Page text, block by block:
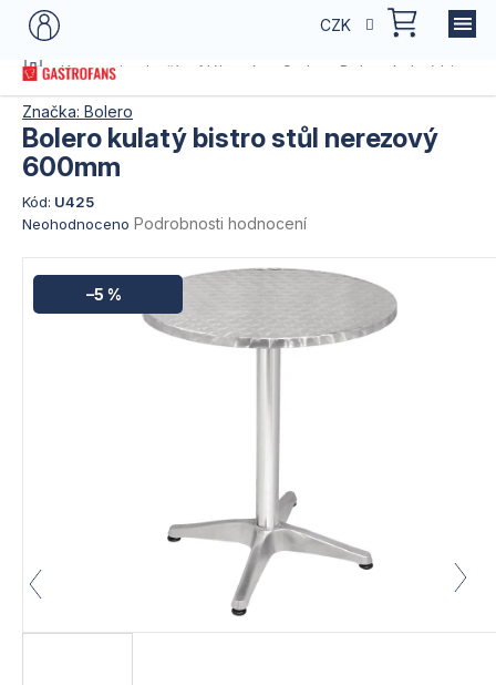
Přejít
CZK
Domů
Kategorie zboží Nábytek Stoly Bolero kulatý bistro
Značka: Bolero
Bolero kulatý bistro stůl nerezový
600mm
Kód: U425
Průměrné
0,0
Neohodnoceno Podrobnosti hodnocení
–5 %